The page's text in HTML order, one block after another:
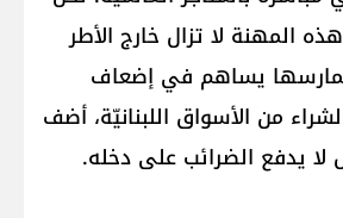
المهنة لا تزال خارج الأطر
يساهم في إضعاف
من الأسواق اللبنانيّة، أضف
يدفع الضرائب على دخله.